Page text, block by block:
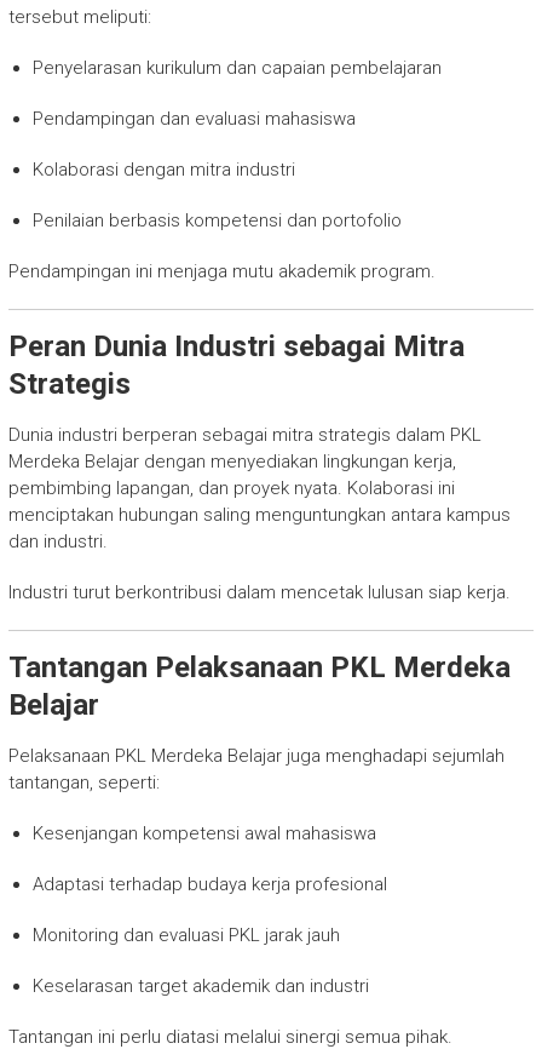
tersebut meliputi:
Penyelarasan kurikulum dan capaian pembelajaran
Pendampingan dan evaluasi mahasiswa
Kolaborasi dengan mitra industri
Penilaian berbasis kompetensi dan portofolio
Pendampingan ini menjaga mutu akademik program.
Peran Dunia Industri sebagai Mitra
Strategis
Dunia industri berperan sebagai mitra strategis dalam PKL
Merdeka Belajar dengan menyediakan lingkungan kerja,
pembimbing lapangan, dan proyek nyata. Kolaborasi ini
menciptakan hubungan saling menguntungkan antara kampus
dan industri.
Industri turut berkontribusi dalam mencetak lulusan siap kerja.
Tantangan Pelaksanaan PKL Merdeka
Belajar
Pelaksanaan PKL Merdeka Belajar juga menghadapi sejumlah
tantangan, seperti:
Kesenjangan kompetensi awal mahasiswa
Adaptasi terhadap budaya kerja profesional
Monitoring dan evaluasi PKL jarak jauh
Keselarasan target akademik dan industri
Tantangan ini perlu diatasi melalui sinergi semua pihak.